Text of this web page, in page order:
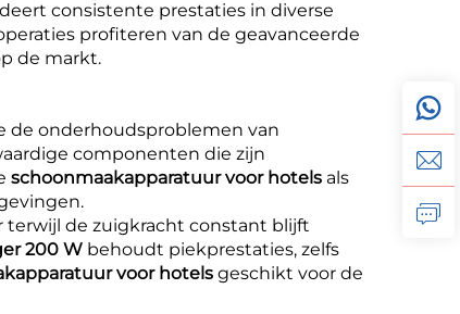
consistente prestaties in diverse
profiteren van de geavanceerde
de markt.
de onderhoudsproblemen van
componenten die zijn
schoonmaakapparatuur voor hotels als
terwijl de zuigkracht constant blijft
200 W behoudt piekprestaties, zelfs
voor hotels geschikt voor de